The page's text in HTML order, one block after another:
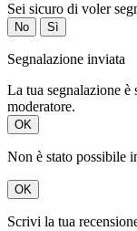
Sei sicuro di voler
No Sì
Segnalazione inviata
La tua segnalazione è
moderatore.
OK
Non è stato possibile
OK
Scrivi la tua